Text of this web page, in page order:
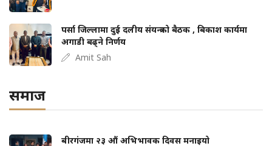
पर्सा जिल्लामा दुई दलीय संयन्त्रको बैठक , बिकाश कार्यमा
अगाडी बढ्ने निर्णय
Amit Sah
समाज
बीरगंजमा २३ औं अभिभावक दिवस मनाइयो